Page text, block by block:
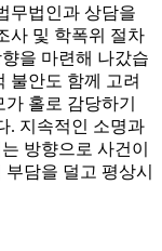
무법인과 상담을
사 및 학폭위 절차
을 마련해 나갔습
불안도 함께 고려
홀로 감당하기
. 지속적인 소명과
방향으로 사건이
담을 덜고 평상시